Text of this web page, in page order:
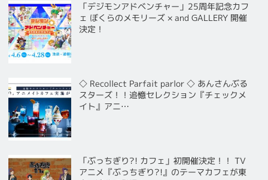
「デジモンアドベンチャー」25周年記念カフ
ェ ぼくらのメモリーズ × and GALLERY 開催
決定！
◇ Recollect Parfait parlor ◇ あんさんぶる
スターズ！！追憶セレクション『チェックメ
イト』アニ…
「ぶっちぎり?! カフェ」初開催決定！！ TV
アニメ『ぶっちぎり?!』のテーマカフェが東